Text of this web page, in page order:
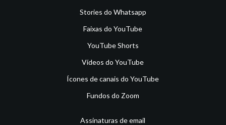
Stories do Whatsapp
Faixas do YouTube
YouTube Shorts
Vídeos do YouTube
Ícones de canais do YouTube
Fundos do Zoom
Assinaturas de email